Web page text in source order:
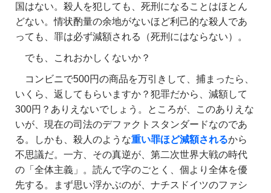
国はない。殺人を犯しても、死刑になることはほとん
どない。情状酌量の余地がないほど利己的な殺人であ
っても、罪は必ず減額される（死刑にはならない）。
でも、これおかしくないか？
コンビニで500円の商品を万引きして、捕まったら、
いくら、返してもらいますか？犯罪だから、減額して
300円？ありえないでしょう。ところが、このありえな
いが、現在の司法のデファクトスタンダードなのであ
る。しかも、殺人のような重い罪ほど減額されるから
不思議だ。一方、その真逆が、第二次世界大戦の時代
の「全体主義」。読んで字のごとく、個より全体を優
先する。まず思い浮かぶのが、ナチスドイツのファシ